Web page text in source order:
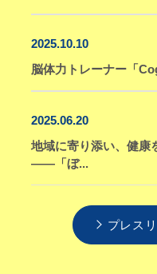
2025.10.10
脳体力トレーナー「
2025.06.20
地域に寄り添い、健康
――「ぼ...
プレス